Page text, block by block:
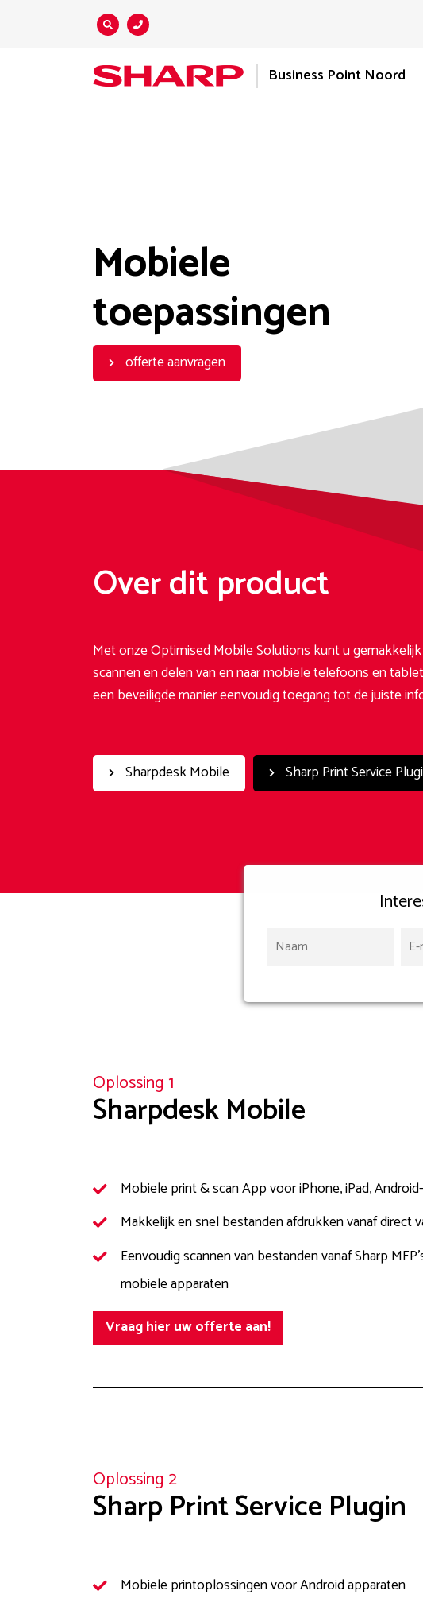
Zoeken...
Business Point Noord
Mobiele
toepassingen
offerte aanvragen
Over dit product
Met onze Optimised Mobile Solutions kunt u
scannen en delen van en naar mobiele telefoons en
een beveiligde manier eenvoudig toegang tot de juiste
Sharpdesk Mobile Sharp Print Service
Oplossing 1
Sharpdesk Mobile
Mobiele print & scan App voor iPhone, iPad,
Makkelijk en snel bestanden afdrukken vanaf direct
Eenvoudig scannen van bestanden vanaf Sharp
mobiele apparaten
Vraag hier uw offerte aan!
Oplossing 2
Sharp Print Service Plugin
Mobiele printoplossingen voor Android apparaten